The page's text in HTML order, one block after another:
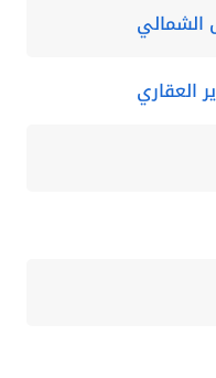
الشمالي
العقاري